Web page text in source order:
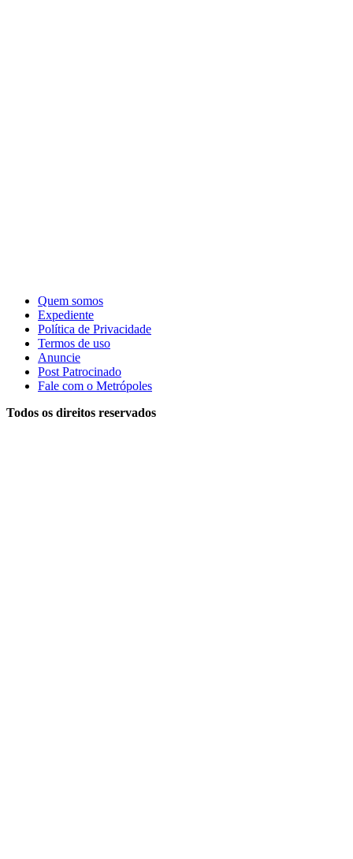
Quem somos
Expediente
Política de Privacidade
Termos de uso
Anuncie
Post Patrocinado
Fale com o Metrópoles
Todos os direitos reservados